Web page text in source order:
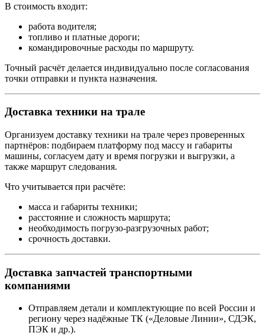
В стоимость входит:
работа водителя;
топливо и платные дороги;
командировочные расходы по маршруту.
Точный расчёт делается индивидуально после согласования
точки отправки и пункта назначения.
Доставка техники на трале
Организуем доставку техники на трале через проверенных
партнёров: подбираем платформу под массу и габариты
машины, согласуем дату и время погрузки и выгрузки, а
также маршрут следования.
Что учитывается при расчёте:
масса и габариты техники;
расстояние и сложность маршрута;
необходимость погрузо-разгрузочных работ;
срочность доставки.
Доставка запчастей транспортными
компаниями
Отправляем детали и комплектующие по всей России и
региону через надёжные ТК («Деловые Линии», СДЭК,
ПЭК и др.).